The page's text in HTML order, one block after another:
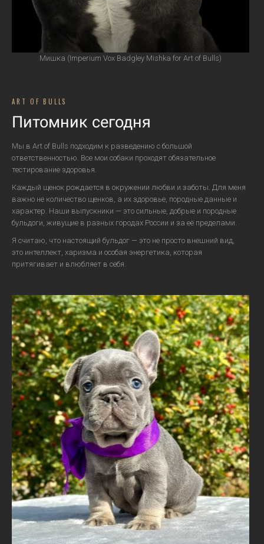
Мишка (Imperium Vox Badgley Mishka for Art of Bulls)
ART OF BULLS
Питомник сегодня
Мы в Art of Bulls подходим к разведению с большой
ответственностью. Все мои собаки проходят обязательное
тестирование здоровья.
Каждый щенок рождается в окружении любви и заботы. Для меня
важно не количество щенков, а их здоровье, породные данные и
характер. Наши выпускники — это сильные, добрые и породные
бульдоги, живущие в разных городах России и за её пределами.
Я считаю, что настоящий бульдог — это не просто внешний вид,
это интеллект, харизма и особая энергетика, которая
притягивает и влюбляет в себя.